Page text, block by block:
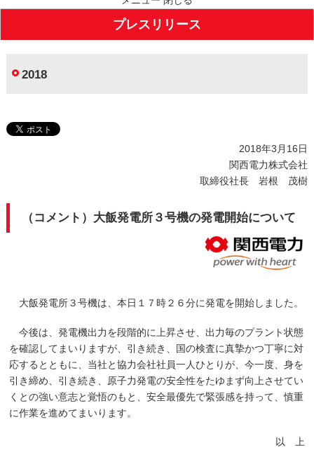
プレスリリース
2018
2018年3月16日
関西電力株式会社
取締役社長 岩根 茂樹
（コメント）大飯発電所３号機の発電開始について
大飯発電所３号機は、本日１７時２６分に発電を開始しました。
今後は、発電機出力を段階的に上昇させ、出力毎のプラント状態
を確認してまいりますが、引き続き、国の検査に真摯かつ丁寧に対
応するとともに、当社と協力会社社員一人ひとりが、今一度、身を
引き締め、引き続き、原子力発電の安全性をたゆまず向上させてい
くとの強い意志と覚悟のもと、安全最優先で緊張感を持って、慎重
に作業を進めてまいります。
以 上